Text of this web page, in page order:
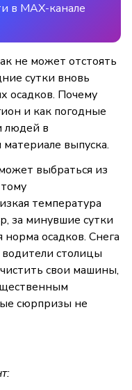
в MAX-канале
не может отстоять
сутки вновь
осадков. Почему
и как погодные
людей в
выпуска.
выбраться из
температура
за минувшие сутки
осадков. Снега
столицы
свои машины,
сюрпризы не